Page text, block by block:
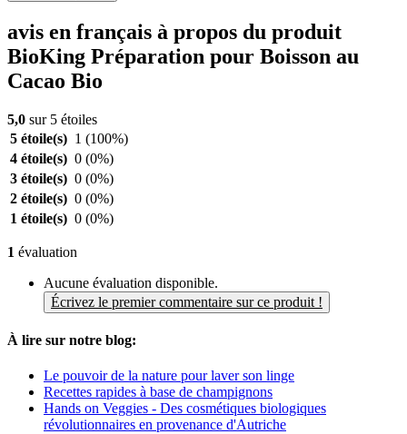
avis en français à propos du produit
BioKing Préparation pour Boisson au
Cacao Bio
5,0 sur 5 étoiles
5 étoile(s) 1 (100%)
4 étoile(s) 0 (0%)
3 étoile(s) 0 (0%)
2 étoile(s) 0 (0%)
1 étoile(s) 0 (0%)
1 évaluation
Aucune évaluation disponible.
Écrivez le premier commentaire sur ce produit !
À lire sur notre blog:
Le pouvoir de la nature pour laver son linge
Recettes rapides à base de champignons
Hands on Veggies - Des cosmétiques biologiques
révolutionnaires en provenance d'Autriche